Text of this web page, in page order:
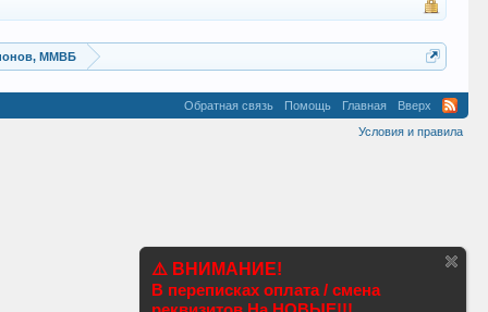
⚠️ ВНИМАНИЕ!
В переписках оплата / смена
ММВБ
Обратная связь Помощь Главная
Вверх
Условия и правила